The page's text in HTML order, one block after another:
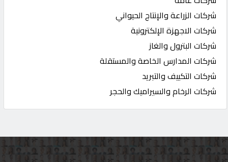
شركات الزراعة والإنتاج الحيواني
شركات الاجهزة الإلكترونية
شركات البترول والغاز
شركات المدارس الخاصة والمستقلة
شركات التكييف والتبريد
شركات الرخام والسيراميك والحجر